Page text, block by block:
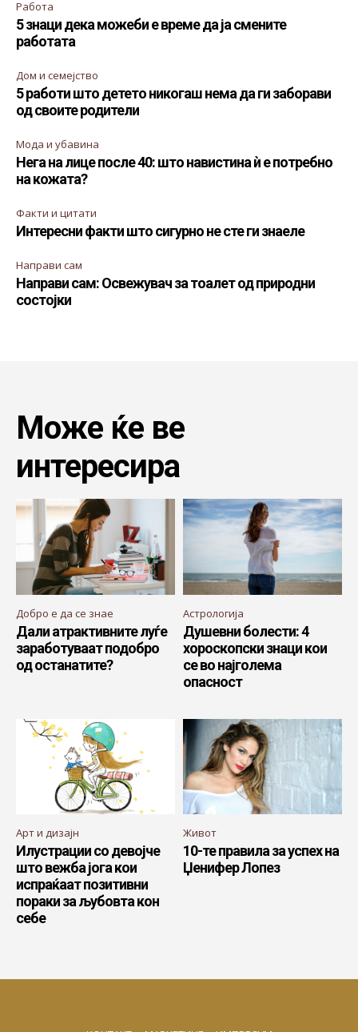
Работа
5 знаци дека можеби е време да ја смените
работата
Дом и семејство
5 работи што детето никогаш нема да ги заборави
од своите родители
Мода и убавина
Нега на лице после 40: што навистина ѝ е потребно
на кожата?
Факти и цитати
Интересни факти што сигурно не сте ги знаеле
Направи сам
Направи сам: Освежувач за тоалет од природни
состојки
Може ќе ве
интересира
Добро е да се знае
Дали атрактивните луѓе
заработуваат подобро
од останатите?
Астрологија
Душевни болести: 4
хороскопски знаци кои
се во најголема
опасност
Арт и дизајн
Илустрации со девојче
што вежба јога кои
испраќаат позитивни
пораки за љубовта кон
себе
Живот
10-те правила за успех на
Џенифер Лопез